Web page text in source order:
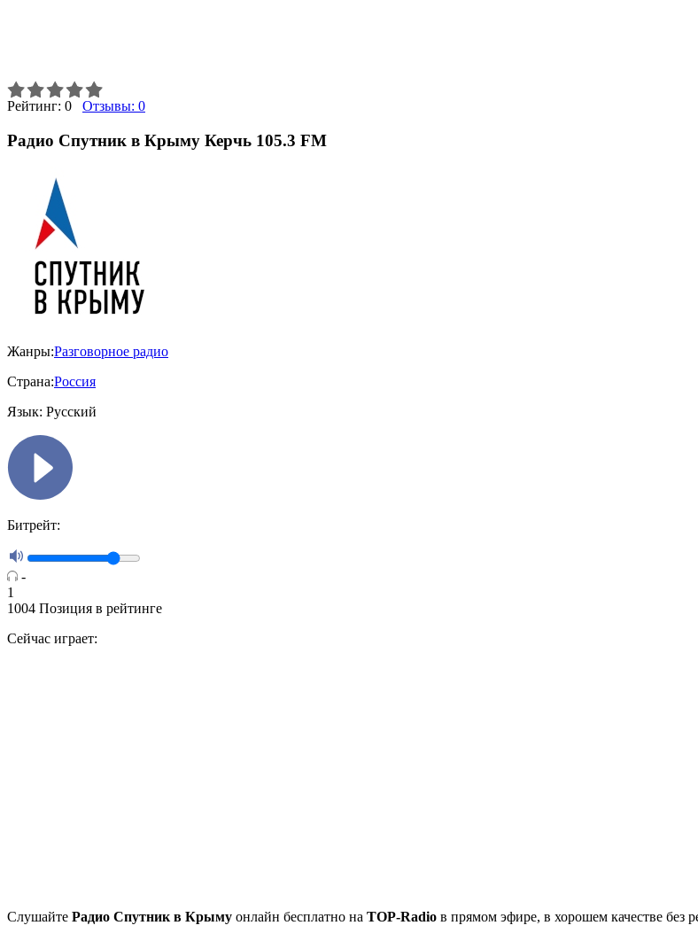
Рейтинг: 0 Отзывы: 0
Радио Спутник в Крыму Керчь 105.3 FM
Жанры:Разговорное радио
Страна:Россия
Язык: Русский
Битрейт:
-
1
1004 Позиция в рейтинге
Сейчас играет:
Cлушайте Радио Спутник в Крыму онлайн бесплатно на TOP-Radio в прямом эфире, в хорошем качестве без